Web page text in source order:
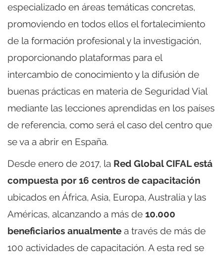
especializado en áreas temáticas concretas,
promoviendo en todos ellos el fortalecimiento
de la formación profesional y la investigación,
proporcionando plataformas para el
intercambio de conocimiento y la difusión de
buenas prácticas en materia de Seguridad Vial
mediante las lecciones aprendidas en los países
de referencia, como será el caso del centro que
se va a abrir en España.
Desde enero de 2017, la Red Global CIFAL está
compuesta por 16 centros de capacitación
ubicados en África, Asia, Europa, Australia y las
Américas, alcanzando a más de 10.000
beneficiarios anualmente a través de más de
100 actividades de capacitación. A esta red se